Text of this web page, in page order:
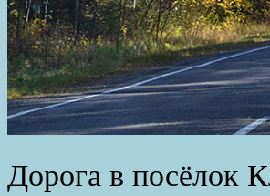
Дорога в посёлок